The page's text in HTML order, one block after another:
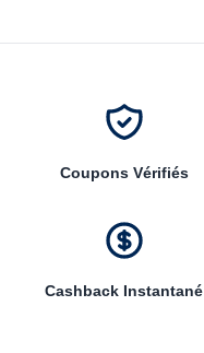
Coupons Vérifiés
Cashback Instantané